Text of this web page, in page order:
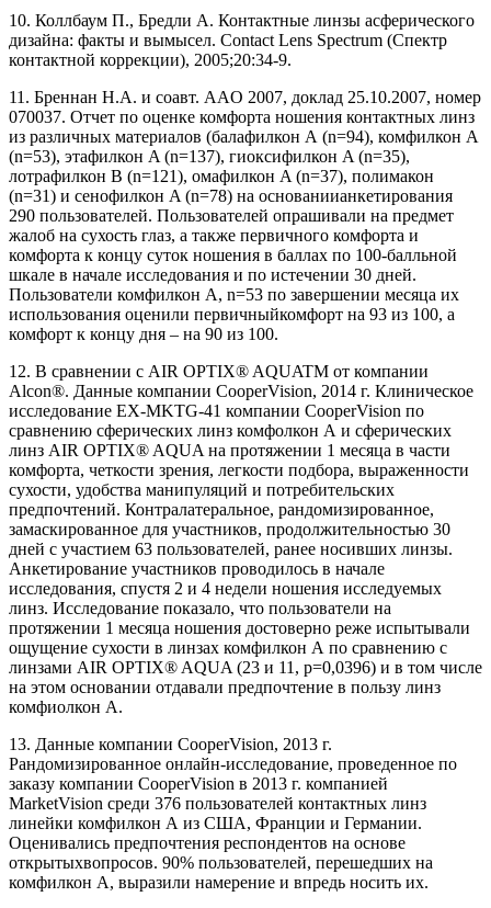
10. Коллбаум П., Бредли А. Контактные линзы асферического
дизайна: факты и вымысел. Contact Lens Spectrum (Спектр
контактной коррекции), 2005;20:34-9.
11. Бреннан Н.А. и соавт. AAO 2007, доклад 25.10.2007, номер
070037. Отчет по оценке комфорта ношения контактных линз
из различных материалов (балафилкон А (n=94), комфилкон A
(n=53), этафилкон A (n=137), гиоксифилкон A (n=35),
лотрафилкон B (n=121), омафилкон A (n=37), полимакон
(n=31) и сенофилкон A (n=78) на основаниианкетирования
290 пользователей. Пользователей опрашивали на предмет
жалоб на сухость глаз, а также первичного комфорта и
комфорта к концу суток ношения в баллах по 100-балльной
шкале в начале исследования и по истечении 30 дней.
Пользователи комфилкон А, n=53 по завершении месяца их
использования оценили первичныйкомфорт на 93 из 100, а
комфорт к концу дня – на 90 из 100.
12. В сравнении с AIR OPTIX® AQUATM от компании
Alcon®. Данные компании CooperVision, 2014 г. Клиническое
исследование EX-MKTG-41 компании CooperVision по
сравнению сферических линз комфолкон А и сферических
линз AIR OPTIX® AQUA на протяжении 1 месяца в части
комфорта, четкости зрения, легкости подбора, выраженности
сухости, удобства манипуляций и потребительских
предпочтений. Контралатеральное, рандомизированное,
замаскированное для участников, продолжительностью 30
дней с участием 63 пользователей, ранее носивших линзы.
Анкетирование участников проводилось в начале
исследования, спустя 2 и 4 недели ношения исследуемых
линз. Исследование показало, что пользователи на
протяжении 1 месяца ношения достоверно реже испытывали
ощущение сухости в линзах комфилкон А по сравнению с
линзами AIR OPTIX® AQUA (23 и 11, p=0,0396) и в том числе
на этом основании отдавали предпочтение в пользу линз
комфиолкон А.
13. Данные компании CooperVision, 2013 г.
Рандомизированное онлайн-исследование, проведенное по
заказу компании CooperVision в 2013 г. компанией
MarketVision среди 376 пользователей контактных линз
линейки комфилкон А из США, Франции и Германии.
Оценивались предпочтения респондентов на основе
открытыхвопросов. 90% пользователей, перешедших на
комфилкон А, выразили намерение и впредь носить их.